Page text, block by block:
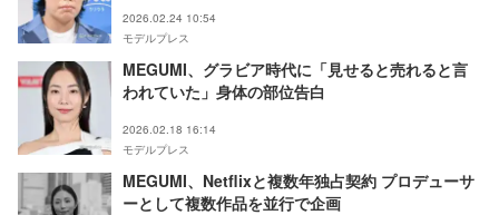
2026.02.24 10:54
モデルプレス
MEGUMI、グラビア時代に「見せると売れると言
われていた」身体の部位告白
2026.02.18 16:14
モデルプレス
MEGUMI、Netflixと複数年独占契約 プロデューサ
ーとして複数作品を並行で企画